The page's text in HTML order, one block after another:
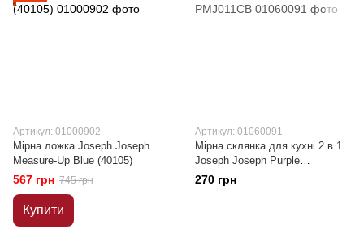
Артикул: 01000902
Мірна ложка Joseph Joseph
Measure-Up Blue (40105)
567 грн 745 грн
Купити
Артикул: 01060091
Мірна склянка для кухні 2 в 1
Joseph Joseph Purple
PMJ011CB
270 грн